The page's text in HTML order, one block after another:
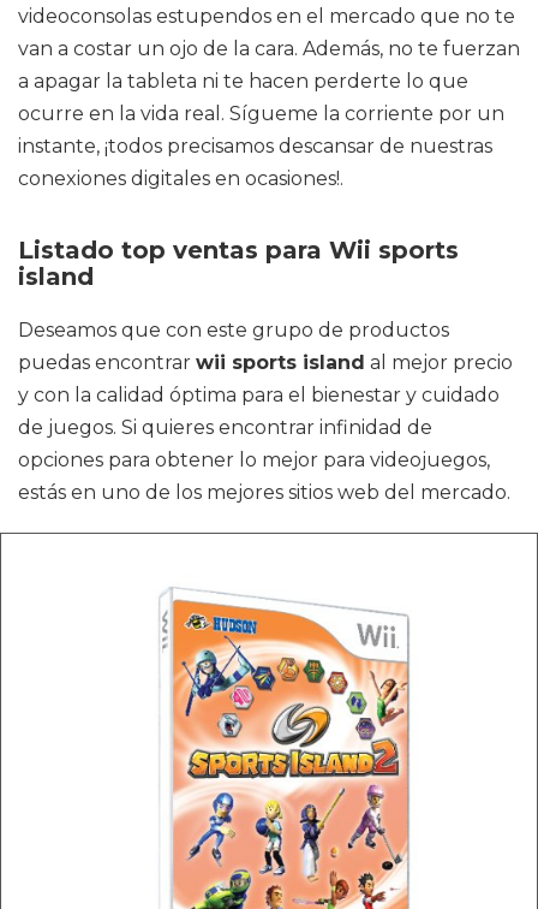
videoconsolas estupendos en el mercado que no te
van a costar un ojo de la cara. Además, no te fuerzan
a apagar la tableta ni te hacen perderte lo que
ocurre en la vida real. Sígueme la corriente por un
instante, ¡todos precisamos descansar de nuestras
conexiones digitales en ocasiones!.
Listado top ventas para Wii sports
island
Deseamos que con este grupo de productos
puedas encontrar wii sports island al mejor precio
y con la calidad óptima para el bienestar y cuidado
de juegos. Si quieres encontrar infinidad de
opciones para obtener lo mejor para videojuegos,
estás en uno de los mejores sitios web del mercado.